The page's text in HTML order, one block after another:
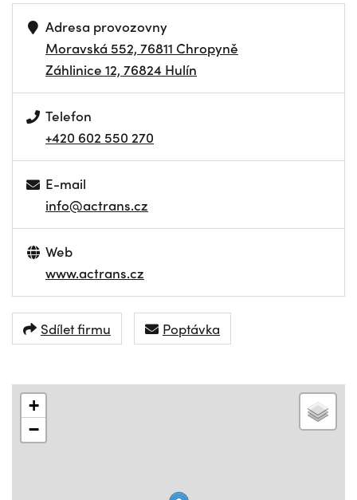
Adresa provozovny
Moravská 552, 76811 Chropyně
Záhlinice 12, 76824 Hulín
Telefon
+420 602 550 270
E-mail
info@actrans.cz
Web
www.actrans.cz
Sdílet firmu Poptávka
+
−